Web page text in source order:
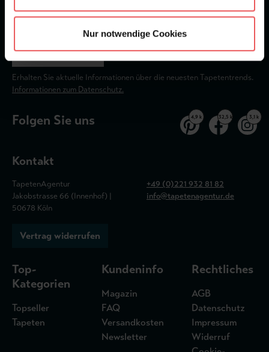
Nur notwendige Cookies
Abonnieren
Erhalten Sie aktuelle Informationen über die neuesten Tapetentrends.
Informationen zum Datenschutz.
Folgen Sie uns 4,9 k 32,5 k 3,1 k
Kontakt
TapetenAgentur
Jakobstrasse 66 (Innenhof) |
50678 Köln
+49 (0)221 932 81 82
info@tapetenagentur.de
Vertrag widerrufen
Top-
Kategorien
Topseller
Tapeten
Kundeninfo
Magazin
FAQ
Versandkosten
Newsletter
Rechtliches
AGB
Datenschutz
Impressum
Widerruf